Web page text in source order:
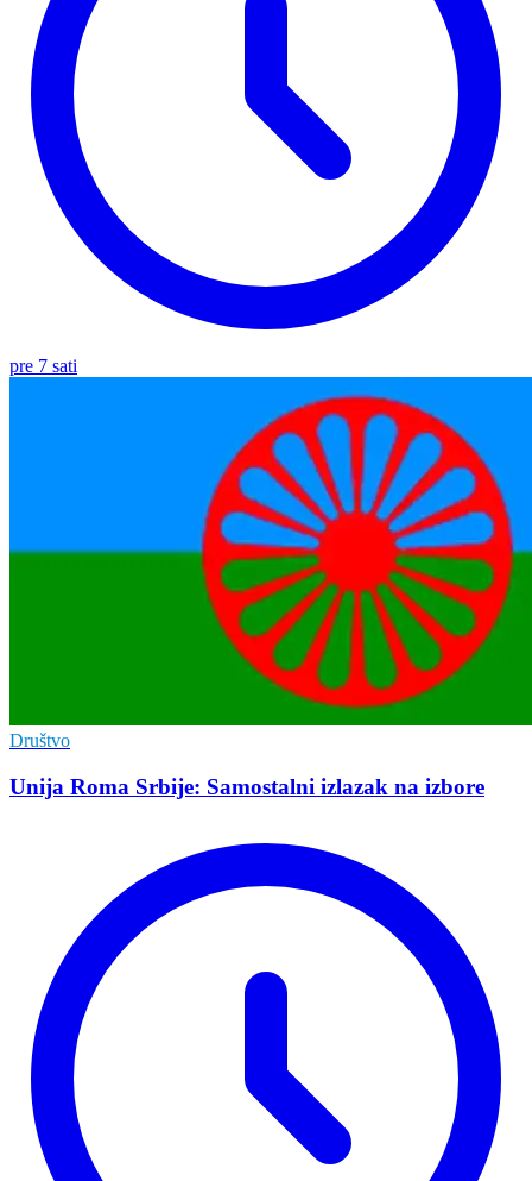
pre 7 sati
Društvo
Unija Roma Srbije: Samostalni izlazak na izbore